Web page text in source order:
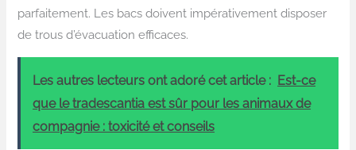
parfaitement. Les bacs doivent impérativement disposer
de trous d’évacuation efficaces.
Les autres lecteurs ont adoré cet article : Est-ce
que le tradescantia est sûr pour les animaux de
compagnie : toxicité et conseils